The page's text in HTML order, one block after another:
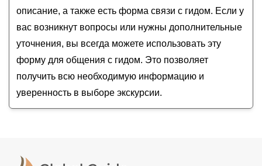
описание, а также есть форма связи с гидом. Если у
вас возникнут вопросы или нужны дополнительные
уточнения, вы всегда можете использовать эту
форму для общения с гидом. Это позволяет
получить всю необходимую информацию и
уверенность в выборе экскурсии.